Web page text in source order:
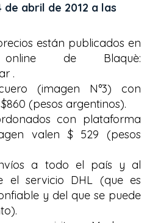
de abril de 2012 a las
están publicados en
de Blaquè:
.
(imagen N°3) con
(pesos argentinos).
con plataforma
valen $ 529 (pesos
a todo el país y al
el servicio DHL (que es
y del que se puede